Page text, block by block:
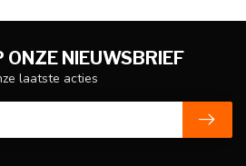
ONZE NIEUWSBRIEF
laatste acties